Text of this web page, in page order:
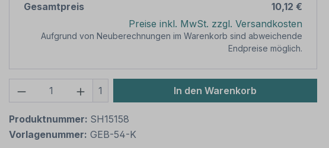
Gesamtpreis
10,12 €
Preise inkl. MwSt. zzgl. Versandkosten
Aufgrund von Neuberechnungen im Warenkorb sind abweichende
Endpreise möglich.
Produkt Anzahl: Gib den gewünschten Wert
1 In den Warenkorb
Produktnummer: SH15158
Vorlagenummer: GEB-54-K